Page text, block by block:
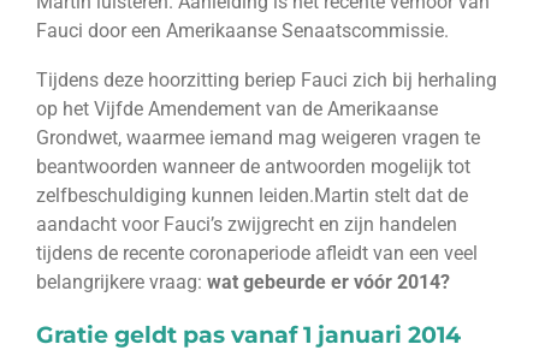
Fauci door een Amerikaanse Senaatscommissie.
Tijdens deze hoorzitting beriep Fauci zich bij herhaling
op het Vijfde Amendement van de Amerikaanse
Grondwet, waarmee iemand mag weigeren vragen te
beantwoorden wanneer de antwoorden mogelijk tot
zelfbeschuldiging kunnen leiden.Martin stelt dat de
aandacht voor Fauci’s zwijgrecht en zijn handelen
tijdens de recente coronaperiode afleidt van een veel
belangrijkere vraag: wat gebeurde er vóór 2014?
Gratie geldt pas vanaf 1 januari 2014